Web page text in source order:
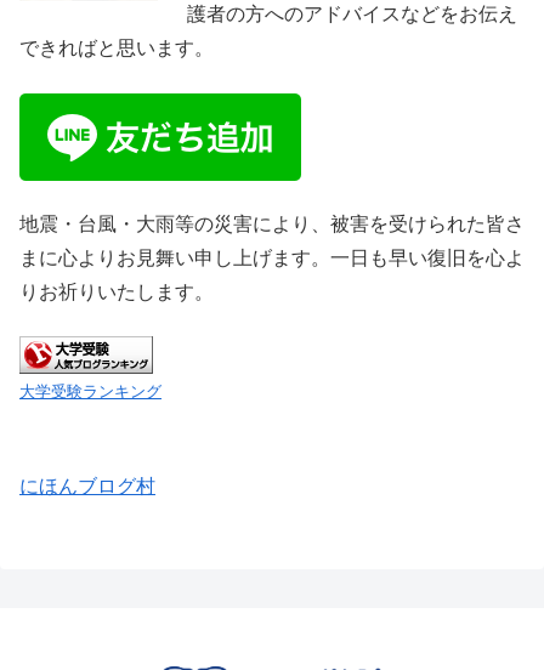
護者の方へのアドバイスなどをお伝え
できればと思います。
地震・台風・大雨等の災害により、被害を受けられた皆さ
まに心よりお見舞い申し上げます。一日も早い復旧を心よ
りお祈りいたします。
大学受験ランキング
にほんブログ村